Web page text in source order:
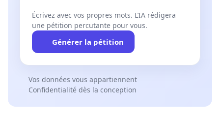
Écrivez avec vos propres mots. L’IA rédigera
une pétition percutante pour vous.
Générer la pétition
Vos données vous appartiennent
Confidentialité dès la conception